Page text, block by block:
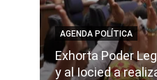
AGENDA POLÍTICA
Exhorta Poder
y al Iocied a